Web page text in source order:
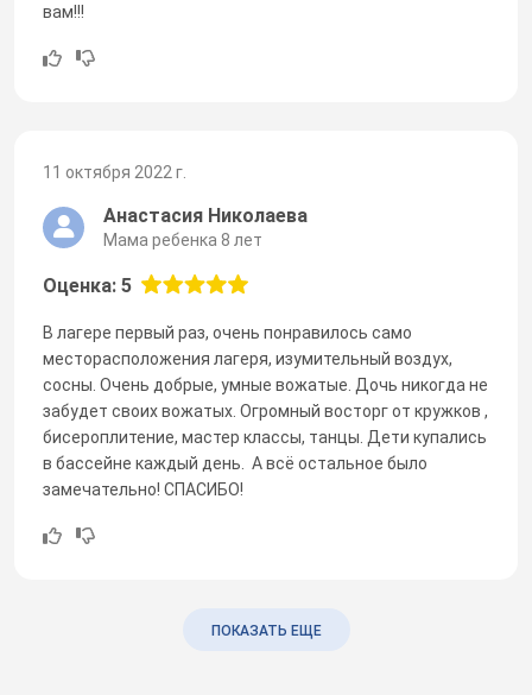
вам!!!
11 октября 2022 г.
Анастасия Николаева
Мама ребенка 8 лет
Оценка: 5
В лагере первый раз, очень понравилось само
месторасположения лагеря, изумительный воздух,
сосны. Очень добрые, умные вожатые. Дочь никогда не
забудет своих вожатых. Огромный восторг от кружков ,
бисероплитение, мастер классы, танцы. Дети купались
в бассейне каждый день. А всё остальное было
замечательно! СПАСИБО!
ПОКАЗАТЬ ЕЩЕ